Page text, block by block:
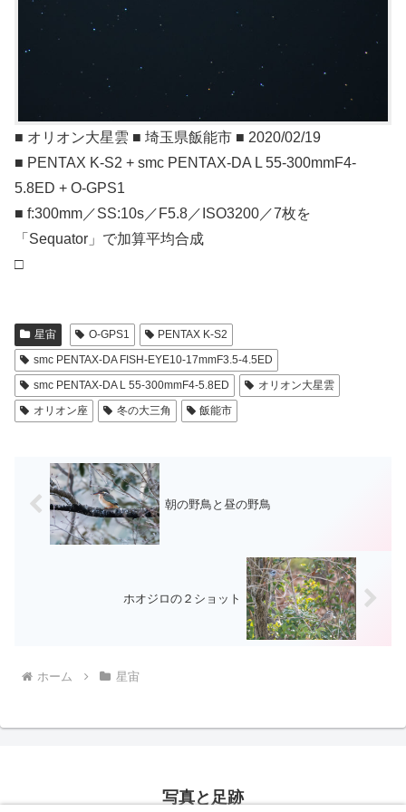
■ オリオン大星雲 ■ 埼玉県飯能市 ■ 2020/02/19
■ PENTAX K-S2 + smc PENTAX-DA L 55-300mmF4-
5.8ED + O-GPS1
■ f:300mm／SS:10s／F5.8／ISO3200／7枚を
「Sequator」で加算平均合成
□
星宙 O-GPS1
PENTAX K-S2
smc PENTAX-DA FISH-EYE10-17mmF3.5-4.5ED
smc PENTAX-DA L 55-300mmF4-5.8ED
オリオン大星雲
オリオン座
冬の大三角 飯能市
朝の野鳥と昼の野鳥
ホオジロの２ショット
ホーム 星宙
写真と足跡